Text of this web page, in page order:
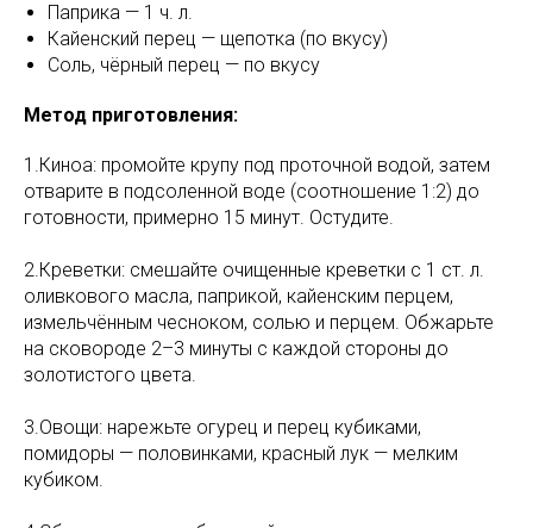
Паприка — 1 ч. л.
Кайенский перец — щепотка (по вкусу)
Соль, чёрный перец — по вкусу
Метод приготовления:
1.Киноа: промойте крупу под проточной водой, затем
отварите в подсоленной воде (соотношение 1:2) до
готовности, примерно 15 минут. Остудите.
2.Креветки: смешайте очищенные креветки с 1 ст. л.
оливкового масла, паприкой, кайенским перцем,
измельчённым чесноком, солью и перцем. Обжарьте
на сковороде 2–3 минуты с каждой стороны до
золотистого цвета.
3.Овощи: нарежьте огурец и перец кубиками,
помидоры — половинками, красный лук — мелким
кубиком.